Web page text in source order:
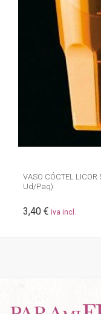
VASO CÓCTEL LICOR
Ud/Paq)
3,40 € iva incl.